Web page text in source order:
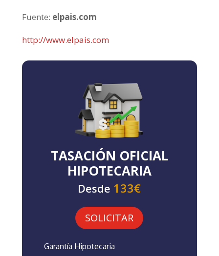
Fuente: elpais.com
http://www.elpais.com
TASACIÓN OFICIAL
HIPOTECARIA
Desde 133€
SOLICITAR
Garantía Hipotecaria